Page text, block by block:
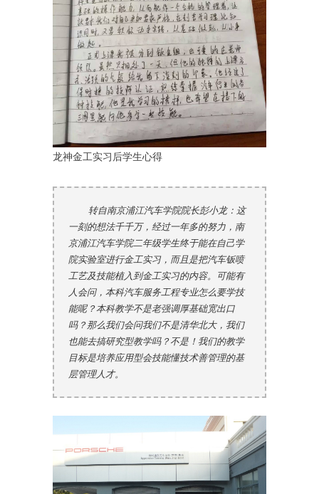
龙神金工实习后学生心得
转自南京浦江汽车学院院长彭小龙：这
一刻的想法千千万，经过一年多的努力，南
京浦江汽车学院二年级学生终于能在自己学
院实验室进行金工实习，而且是把汽车钣喷
工艺及技能植入到金工实习的内容。可能有
人会问，本科汽车服务工程专业怎么要学技
能呢？本科教学不是老强调厚基础宽出口
吗？那么我们会问我们不是清华北大，我们
也能去搞研究型教学吗？不是！我们的教学
目标是培养应用型会技能懂技术善管理的基
层管理人才。